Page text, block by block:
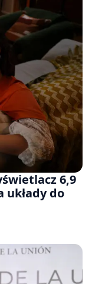
6,9
układy do